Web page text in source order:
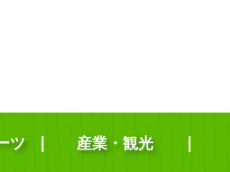
ツ 産業・観光